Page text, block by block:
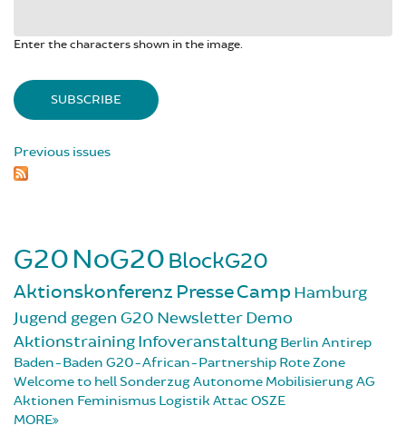
Enter the characters shown in the image.
Previous issues
G20NoG20 BlockG20
Aktionskonferenz PresseCampHamburg
Jugend gegen G20 NewsletterDemo
AktionstrainingInfoveranstaltung Berlin Antirep
Baden-Baden G20-African-Partnership Rote Zone
Welcome to hellSonderzugAutonome MobilisierungAG
Aktionen Feminismus Logistik Attac OSZE
MORE